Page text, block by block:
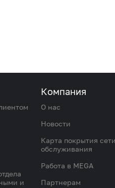
и
Компания
О нас
Новости
Карта покрытия
обслуживания
Работа в MEGA
Партнерам